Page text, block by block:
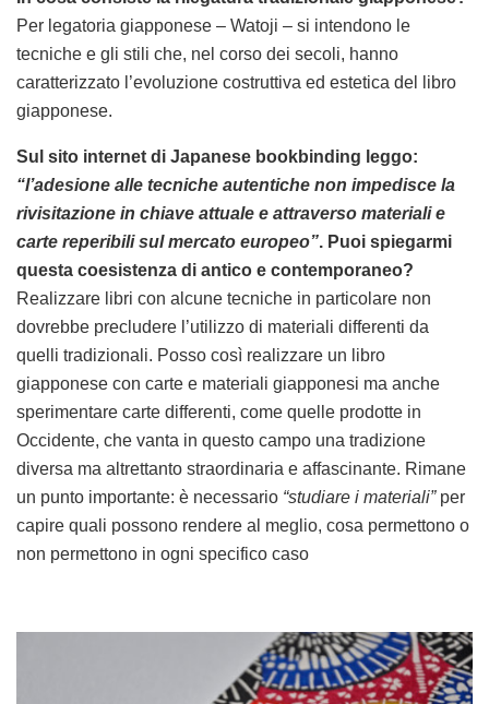
Per legatoria giapponese – Watoji – si intendono le
tecniche e gli stili che, nel corso dei secoli, hanno
caratterizzato l’evoluzione costruttiva ed estetica del libro
giapponese.
Sul sito internet di Japanese bookbinding leggo:
“l’adesione alle tecniche autentiche non impedisce la
rivisitazione in chiave attuale e attraverso materiali e
carte reperibili sul mercato europeo”. Puoi spiegarmi
questa coesistenza di antico e contemporaneo?
Realizzare libri con alcune tecniche in particolare non
dovrebbe precludere l’utilizzo di materiali differenti da
quelli tradizionali. Posso così realizzare un libro
giapponese con carte e materiali giapponesi ma anche
sperimentare carte differenti, come quelle prodotte in
Occidente, che vanta in questo campo una tradizione
diversa ma altrettanto straordinaria e affascinante. Rimane
un punto importante: è necessario “studiare i materiali”per
capire quali possono rendere al meglio, cosa permettono o
non permettono in ogni specifico caso